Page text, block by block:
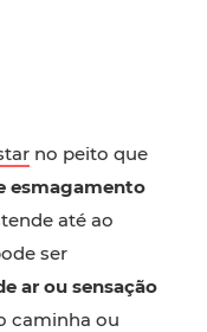
no peito que
esmagamento
até ao
ser
ar ou sensação
caminha ou